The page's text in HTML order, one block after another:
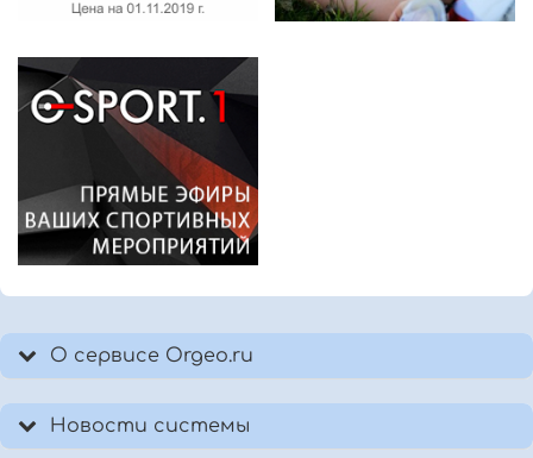
О сервисе Orgeo.ru
Новости системы